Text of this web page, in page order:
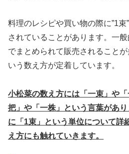
料理のレシピや買い物の際に”1束
されていることがあります。一
でまとめられて販売されることが
いう数え方が定着しています。
小松菜の数え方には「一束」や
把」や「一株」という言葉があ
に「1束」という単位について詳
え方にも触れていきます。